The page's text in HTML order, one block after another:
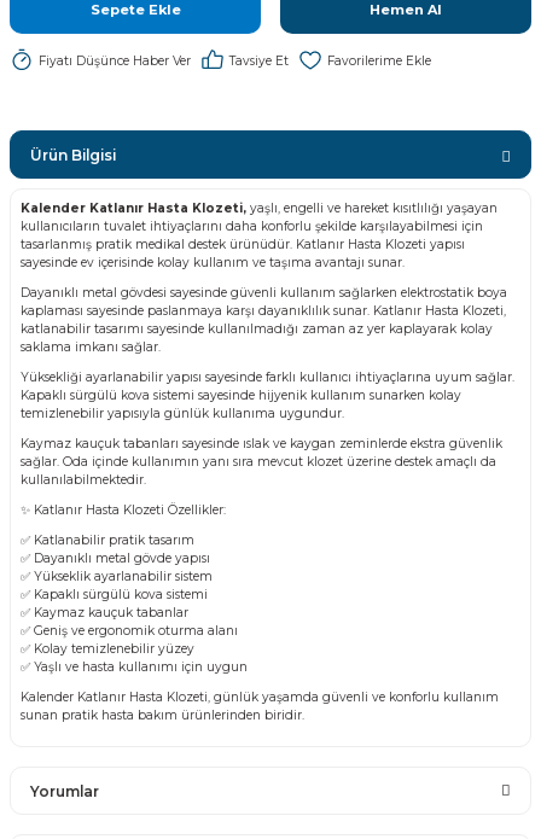
Sepete Ekle Hemen Al
Fiyatı Düşünce Haber Ver Tavsiye Et
Ürün Bilgisi
Kalender Katlanır Hasta Klozeti, yaşlı, engelli ve hareket kısıtlılığı yaşayan
kullanıcıların tuvalet ihtiyaçlarını daha konforlu şekilde karşılayabilmesi için
tasarlanmış pratik medikal destek ürünüdür. Katlanır Hasta Klozeti yapısı
sayesinde ev içerisinde kolay kullanım ve taşıma avantajı sunar.
Dayanıklı metal gövdesi sayesinde güvenli kullanım sağlarken elektrostatik boya
kaplaması sayesinde paslanmaya karşı dayanıklılık sunar. Katlanır Hasta Klozeti,
katlanabilir tasarımı sayesinde kullanılmadığı zaman az yer kaplayarak kolay
saklama imkanı sağlar.
Yüksekliği ayarlanabilir yapısı sayesinde farklı kullanıcı ihtiyaçlarına uyum sağlar.
Kapaklı sürgülü kova sistemi sayesinde hijyenik kullanım sunarken kolay
temizlenebilir yapısıyla günlük kullanıma uygundur.
Kaymaz kauçuk tabanları sayesinde ıslak ve kaygan zeminlerde ekstra güvenlik
sağlar. Oda içinde kullanımın yanı sıra mevcut klozet üzerine destek amaçlı da
kullanılabilmektedir.
✨ Katlanır Hasta Klozeti Özellikler:
✅ Katlanabilir pratik tasarım
✅ Dayanıklı metal gövde yapısı
✅ Yükseklik ayarlanabilir sistem
✅ Kapaklı sürgülü kova sistemi
✅ Kaymaz kauçuk tabanlar
✅ Geniş ve ergonomik oturma alanı
✅ Kolay temizlenebilir yüzey
✅ Yaşlı ve hasta kullanımı için uygun
Kalender Katlanır Hasta Klozeti, günlük yaşamda güvenli ve konforlu kullanım
sunan pratik hasta bakım ürünlerinden biridir.
Yorumlar